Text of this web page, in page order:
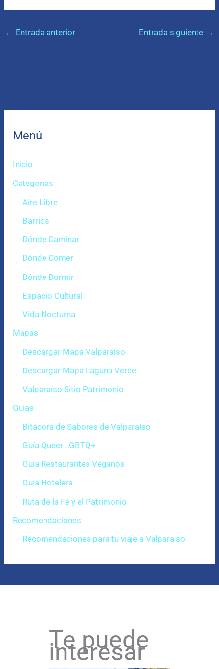
← Entrada anterior Entrada siguiente →
Menú
Inicio
Categorías
Aire Libre
Barrios
Dónde Caminar
Dónde Comer
Dónde Dormir
Espacio Cultural
Vida Nocturna
Mapas
Descargar Mapa Valparaíso
Descargar Mapa Laguna Verde
Valparaíso Sitio Patrimonio
Guias
Bitácora de Sabores de Valparaíso
Guía Queer LGBTQ+
Guía Restaurantes Veganos
Guía Hotelera
Ruta de la Fé y el Patrimonio
Recomendaciones
Recomendaciones para tu viaje a Valparaíso
Te puede
interesar